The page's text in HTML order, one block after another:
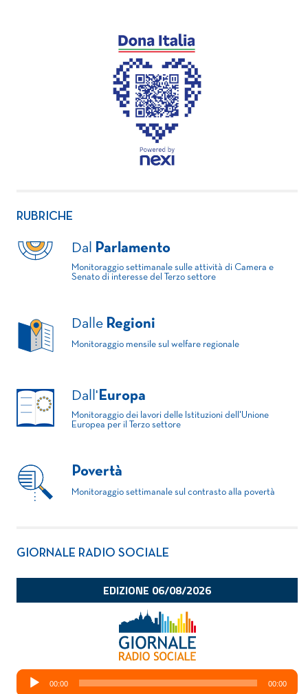
RUBRICHE
Dal Parlamento
Monitoraggio settimanale sulle attività di Camera e
Senato di interesse del Terzo settore
Dalle Regioni
Monitoraggio mensile sul welfare regionale
Dall' Europa
Monitoraggio dei lavori delle Istituzioni dell'Unione
Europea per il Terzo settore
Povertà
Monitoraggio settimanale sul contrasto alla povertà
GIORNALE RADIO SOCIALE